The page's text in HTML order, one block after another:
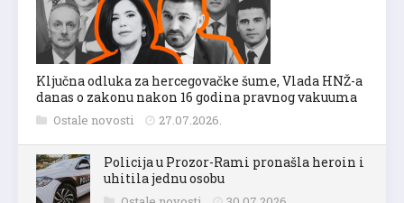
Ključna odluka za hercegovačke šume, Vlada HNŽ-a
danas o zakonu nakon 16 godina pravnog vakuuma
Ostale novosti 27.07.2026.
Policija u Prozor-Rami pronašla heroin i
uhitila jednu osobu